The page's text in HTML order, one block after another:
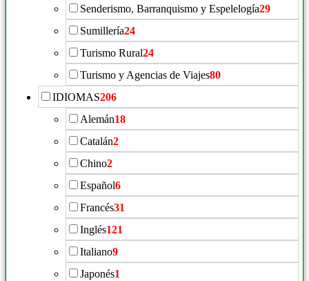
Senderismo, Barranquismo y Espelelogía29
Sumillería24
Turismo Rural24
Turismo y Agencias de Viajes80
IDIOMAS206
Alemán18
Catalán2
Chino2
Español6
Francés31
Inglés121
Italiano9
Japonés1